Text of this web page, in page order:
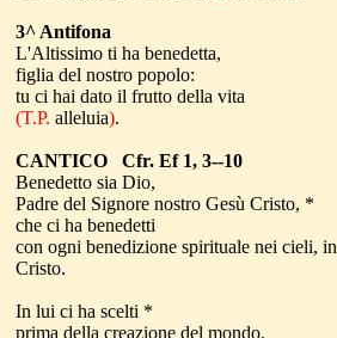
3^ Antifona
L'Altissimo ti ha benedetta,
figlia del nostro popolo:
tu ci hai dato il frutto della vita
(T.P. alleluia).
CANTICO Cfr. Ef 1, 3--10
Benedetto sia Dio,
Padre del Signore nostro Gesù Cristo, *
che ci ha benedetti
con ogni benedizione spirituale nei cieli, in
Cristo.
In lui ci ha scelti *
prima della creazione del mondo,